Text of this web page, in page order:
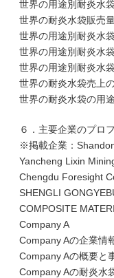
世界の用途別耐炎水
世界の耐炎水袋販売
世界の用途別耐炎水
世界の用途別耐炎水
世界の用途別耐炎水
世界の耐炎水袋売上
世界の耐炎水袋の用
６．主要企業のプロ
※掲載企業：
Yancheng Lixin
Chengdu Foresight
SHENGLI
COMPOSITE
Company A
Company Aの企業情
Company Aの概要と
Company Aの耐炎水